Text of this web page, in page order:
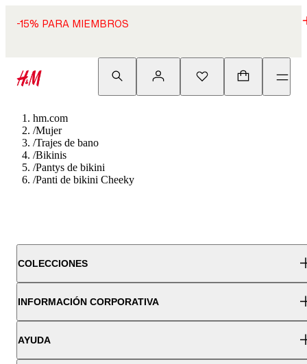
-15% PARA MIEMBROS
hm.com
/Mujer
/Trajes de bano
/Bikinis
/Pantys de bikini
/Panti de bikini Cheeky
COLECCIONES
INFORMACIÓN CORPORATIVA
AYUDA